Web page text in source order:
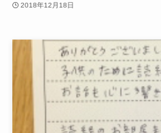
2018年12月18日